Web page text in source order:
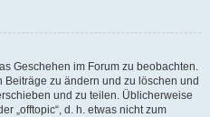
Geschehen im Forum zu beobachten.
zu ändern und zu löschen und
und zu teilen. Üblicherweise
„offtopic“, d. h. etwas nicht zum